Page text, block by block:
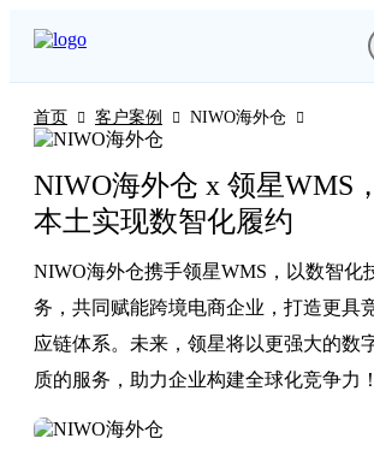
首页  客户案例  NIWO海外仓 
NIWO海外仓 x 领星WMS
本土实现数智化履约
NIWO海外仓携手领星WMS，以数智化
务，共同赋能跨境电商企业，打造更具
应链体系。未来，领星将以更强大的数
质的服务，助力企业构建全球化竞争力！